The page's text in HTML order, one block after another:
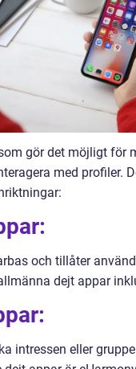
gör det möjligt för
med profiler.
och tillåter
dejt appar
intressen eller